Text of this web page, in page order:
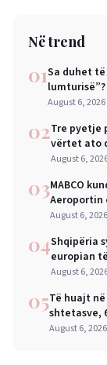
Në trend
01Sa duhet
August 6, 2026
02Tre pyetje
vërtet ato
August 6,
03MABCO
Aeroportin
August 6, 2026
04Shqipëria
europian
mëdha për
August 6,
05Të huajt
shtetasve,
August 6, 2026